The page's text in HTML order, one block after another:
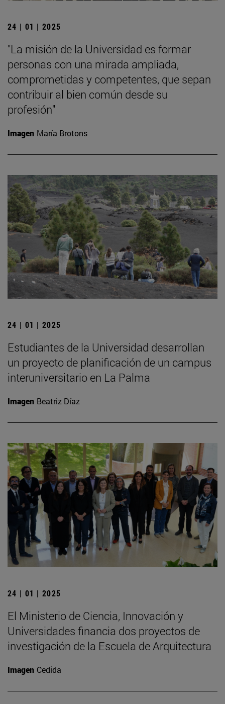
24 | 01 | 2025
"La misión de la Universidad es formar
personas con una mirada ampliada,
comprometidas y competentes, que sepan
contribuir al bien común desde su
profesión"
Imagen María Brotons
24 | 01 | 2025
Estudiantes de la Universidad desarrollan
un proyecto de planificación de un campus
interuniversitario en La Palma
Imagen Beatriz Díaz
24 | 01 | 2025
El Ministerio de Ciencia, Innovación y
Universidades financia dos proyectos de
investigación de la Escuela de Arquitectura
Imagen Cedida